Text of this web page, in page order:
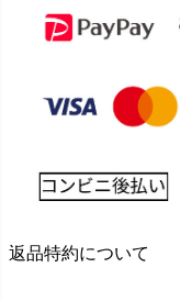
返品特約について